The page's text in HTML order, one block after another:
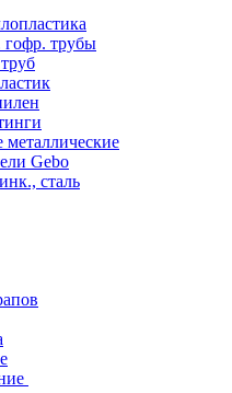
гофр. трубы
металлические
Gebo
сталь